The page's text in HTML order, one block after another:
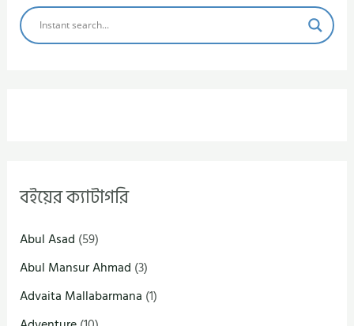
বইয়ের ক্যাটাগরি
Abul Asad (59)
Abul Mansur Ahmad (3)
Advaita Mallabarmana (1)